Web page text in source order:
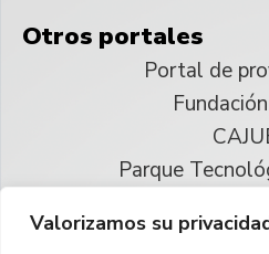
Valorizamos su
Otros portales
Portal de
Parque